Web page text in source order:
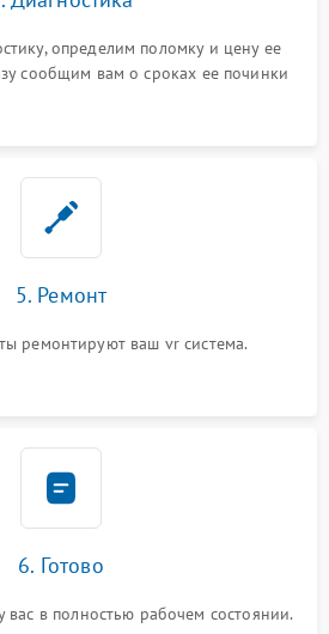
определим поломку и цену ее
сообщим вам о сроках ее починки
5. Ремонт
ремонтируют ваш vr система.
6. Готово
вас в полностью рабочем состоянии.